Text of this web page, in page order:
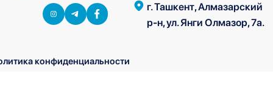
г. Ташкент, Алмазарский
р-н, ул. Янги Олмазор, 7а.
конфиденциальности